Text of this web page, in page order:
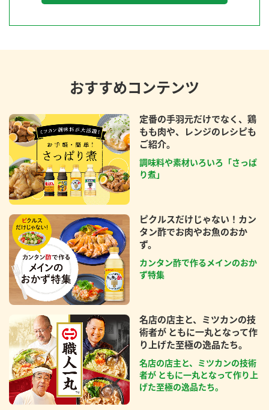
おすすめコンテンツ
定番の手羽元だけでなく、鶏
もも肉や、レンジのレシピも
ご紹介。
調味料や素材いろいろ「さっぱ
り煮」
ピクルスだけじゃない！カン
タン酢でお肉やお魚のおか
ず。
カンタン酢で作るメインのおか
ず特集
名店の店主と、ミツカンの技
術者が ともに一丸となって作
り上げた至極の逸品たち。
名店の店主と、ミツカンの技術
者が ともに一丸となって作り上
げた至極の逸品たち。